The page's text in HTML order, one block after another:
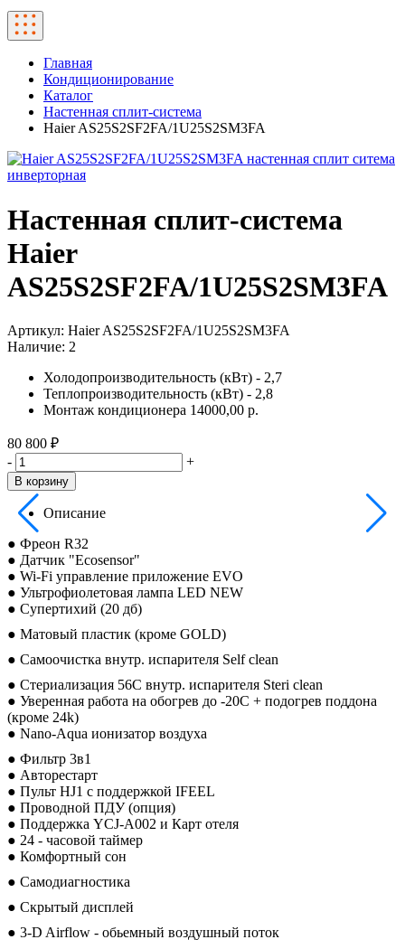
Главная
Кондиционирование
Каталог
Настенная сплит-система
Haier AS25S2SF2FA/1U25S2SM3FA
Настенная сплит-система
Haier
AS25S2SF2FA/1U25S2SM3FA
Артикул: Haier AS25S2SF2FA/1U25S2SM3FA
Наличие: 2
Холодопроизводительность (кВт) - 2,7
Теплопроизводительность (кВт) - 2,8
Монтаж кондиционера 14000,00 р.
80 800 ₽
-
+
В корзину
Описание
● Фреон R32
● Датчик "Ecosensor"
● Wi-Fi управление приложение EVO
● Ультрофиолетовая лампа LED NEW
● Супертихий (20 дб)
● Матовый пластик (кроме GOLD)
● Самоочистка внутр. испарителя Self clean
● Стериализация 56С внутр. испарителя Steri clean
● Уверенная работа на обогрев до -20С + подогрев поддона
(кроме 24k)
● Nano-Aqua ионизатор воздуха
● Фильтр 3в1
● Авторестарт
● Пульт HJ1 с поддержкой IFEEL
● Проводной ПДУ (опция)
● Поддержка YCJ-A002 и Карт отеля
● 24 - часовой таймер
● Комфортный сон
● Самодиагностика
● Скрытый дисплей
● 3-D Airflow - обьемный воздушный поток